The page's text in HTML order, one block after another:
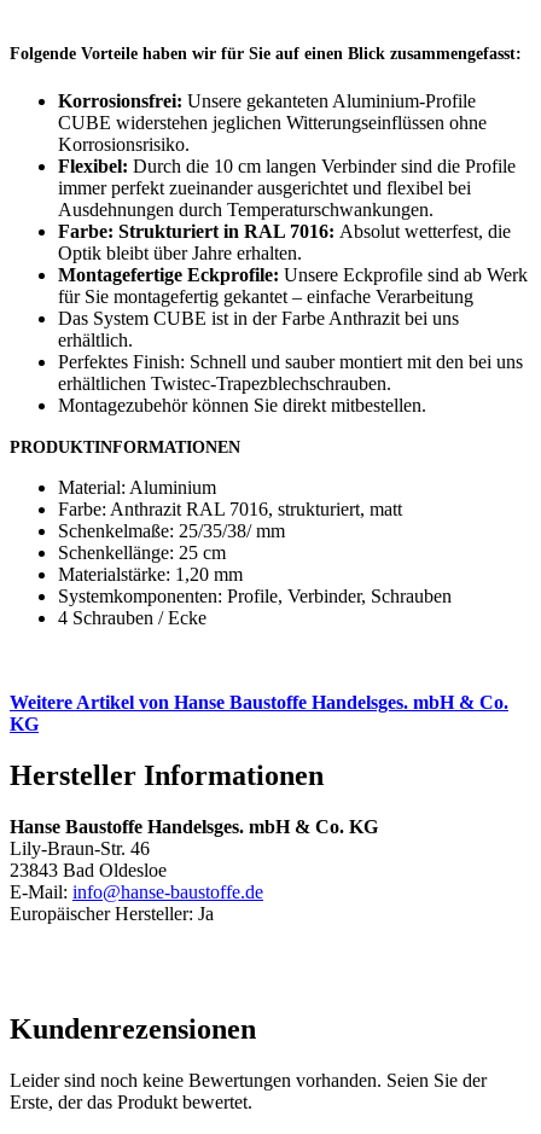
Folgende Vorteile haben wir für Sie auf einen Blick zusammengefasst:
Korrosionsfrei: Unsere gekanteten Aluminium-Profile
CUBE widerstehen jeglichen Witterungseinflüssen ohne
Korrosionsrisiko.
Flexibel: Durch die 10 cm langen Verbinder sind die Profile
immer perfekt zueinander ausgerichtet und flexibel bei
Ausdehnungen durch Temperaturschwankungen.
Farbe: Strukturiert in RAL 7016: Absolut wetterfest, die
Optik bleibt über Jahre erhalten.
Montagefertige Eckprofile: Unsere Eckprofile sind ab Werk
für Sie montagefertig gekantet – einfache Verarbeitung
Das System CUBE ist in der Farbe Anthrazit bei uns
erhältlich.
Perfektes Finish: Schnell und sauber montiert mit den bei uns
erhältlichen Twistec-Trapezblechschrauben.
Montagezubehör können Sie direkt mitbestellen.
PRODUKTINFORMATIONEN
Material: Aluminium
Farbe: Anthrazit RAL 7016, strukturiert, matt
Schenkelmaße: 25/35/38/ mm
Schenkellänge: 25 cm
Materialstärke: 1,20 mm
Systemkomponenten: Profile, Verbinder, Schrauben
4 Schrauben / Ecke
Weitere Artikel von Hanse Baustoffe Handelsges. mbH & Co.
KG
Hersteller Informationen
Hanse Baustoffe Handelsges. mbH & Co. KG
Lily-Braun-Str. 46
23843 Bad Oldesloe
E-Mail: info@hanse-baustoffe.de
Europäischer Hersteller: Ja
Kundenrezensionen
Leider sind noch keine Bewertungen vorhanden. Seien Sie der
Erste, der das Produkt bewertet.